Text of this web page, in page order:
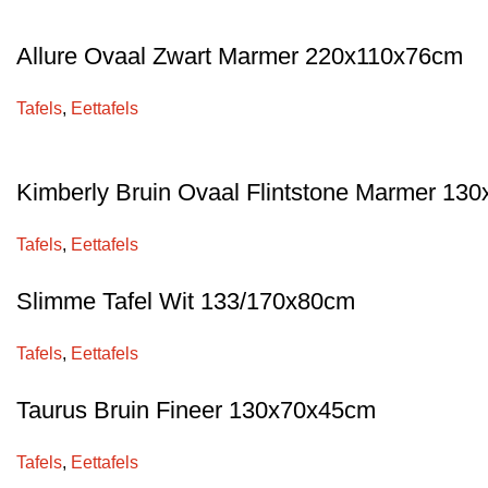
Allure Ovaal Zwart Marmer 220x110x76cm
Tafels, Eettafels
Kimberly Bruin Ovaal Flintstone Marmer
Tafels, Eettafels
Slimme Tafel Wit 133/170x80cm
Tafels, Eettafels
Taurus Bruin Fineer 130x70x45cm
Tafels, Eettafels